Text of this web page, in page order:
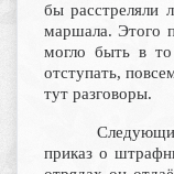
бы расстреляли
маршала. Этого
могло быть в
отступать,
тут разговоры.
приказ о